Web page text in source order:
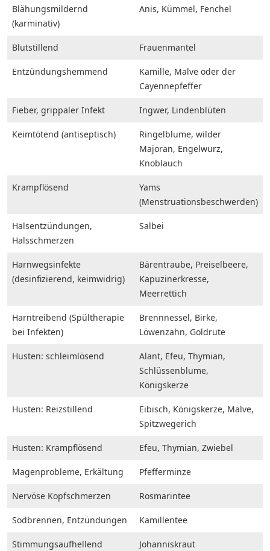
Blähungsmildernd
(karminativ)
Anis, Kümmel, Fenchel
Blutstillend Frauenmantel
Entzündungshemmend
Kamille, Malve oder der
Cayennepfeffer
Fieber, grippaler Infekt Ingwer, Lindenblüten
Keimtötend (antiseptisch)
Ringelblume, wilder
Majoran, Engelwurz,
Knoblauch
Krampflösend
Yams
(Menstruationsbeschwerden)
Halsentzündungen,
Halsschmerzen
Salbei
Harnwegsinfekte
(desinfizierend, keimwidrig)
Bärentraube, Preiselbeere,
Kapuzinerkresse,
Meerrettich
Harntreibend (Spültherapie
bei Infekten)
Brennnessel, Birke,
Löwenzahn, Goldrute
Husten: schleimlösend
Alant, Efeu, Thymian,
Schlüssenblume,
Königskerze
Husten: Reizstillend
Eibisch, Königskerze, Malve,
Spitzwegerich
Husten: Krampflösend Efeu, Thymian, Zwiebel
Magenprobleme, Erkältung Pfefferminze
Nervöse Kopfschmerzen Rosmarintee
Sodbrennen, Entzündungen Kamillentee
Stimmungsaufhellend Johanniskraut